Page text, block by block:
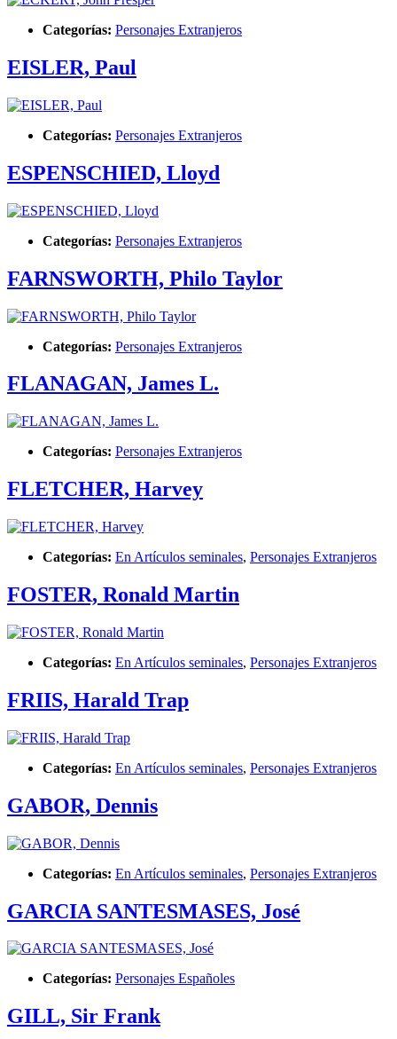
Categorías: Personajes Extranjeros
EISLER, Paul
Categorías: Personajes Extranjeros
ESPENSCHIED, Lloyd
Categorías: Personajes Extranjeros
FARNSWORTH, Philo Taylor
Categorías: Personajes Extranjeros
FLANAGAN, James L.
Categorías: Personajes Extranjeros
FLETCHER, Harvey
Categorías: En Artículos seminales, Personajes Extranjeros
FOSTER, Ronald Martin
Categorías: En Artículos seminales, Personajes Extranjeros
FRIIS, Harald Trap
Categorías: En Artículos seminales, Personajes Extranjeros
GABOR, Dennis
Categorías: En Artículos seminales, Personajes Extranjeros
GARCIA SANTESMASES, José
Categorías: Personajes Españoles
GILL, Sir Frank